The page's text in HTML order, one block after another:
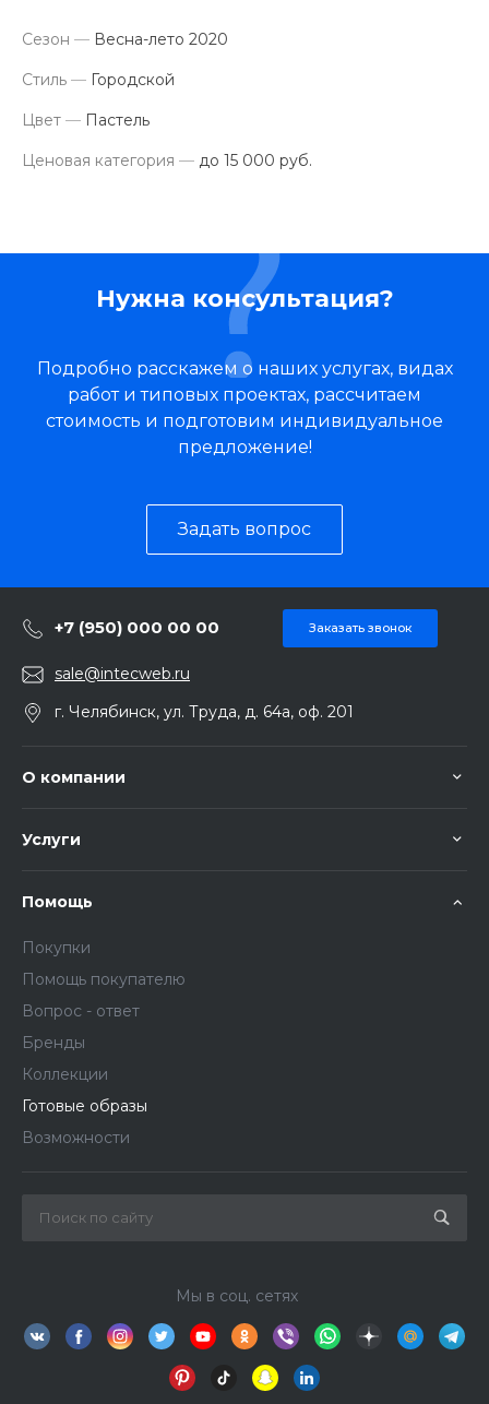
Сезон — Весна-лето 2020
Стиль — Городской
Цвет — Пастель
Ценовая категория — до 15 000 руб.
Нужна консультация?
Подробно расскажем о наших услугах, видах
работ и типовых проектах, рассчитаем
стоимость и подготовим индивидуальное
предложение!
Задать вопрос
+7 (950) 000 00 00 Заказать звонок
sale@intecweb.ru
г. Челябинск, ул. Труда, д. 64а, оф. 201
О компании
Услуги
Помощь
Покупки
Помощь покупателю
Вопрос - ответ
Бренды
Коллекции
Готовые образы
Возможности
Мы в соц. сетях